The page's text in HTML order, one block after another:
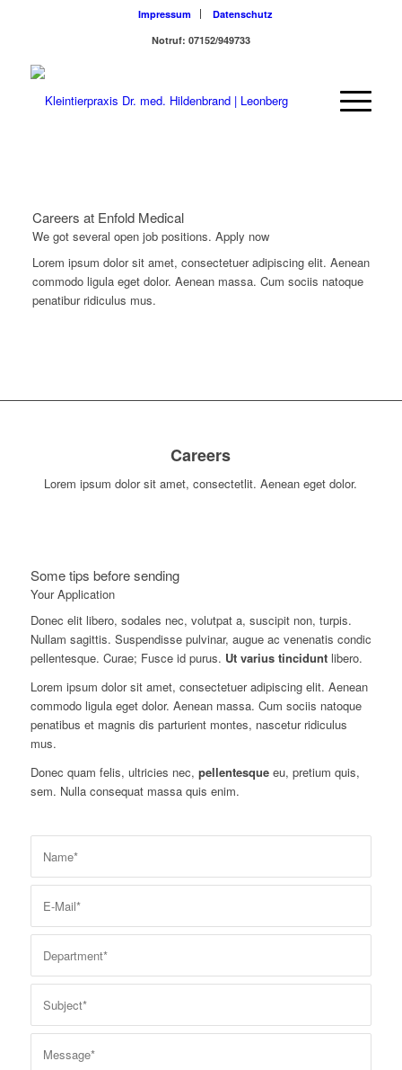
Impressum
Datenschutz
Notruf: 07152/949733
Careers at Enfold Medical
We got several open job positions. Apply now
Lorem ipsum dolor sit amet, consectetuer adipiscing elit. Aenean
commodo ligula eget dolor. Aenean massa. Cum sociis natoque
penatibur ridiculus mus.
Careers
Lorem ipsum dolor sit amet, consectetlit. Aenean eget dolor.
Some tips before sending
Your Application
Donec elit libero, sodales nec, volutpat a, suscipit non, turpis.
Nullam sagittis. Suspendisse pulvinar, augue ac venenatis condic
pellentesque. Curae; Fusce id purus. Ut varius tinciduntlibero.
Lorem ipsum dolor sit amet, consectetuer adipiscing elit. Aenean
commodo ligula eget dolor. Aenean massa. Cum sociis natoque
penatibus et magnis dis parturient montes, nascetur ridiculus
mus.
Donec quam felis, ultricies nec, pellentesqueeu, pretium quis,
sem. Nulla consequat massa quis enim.